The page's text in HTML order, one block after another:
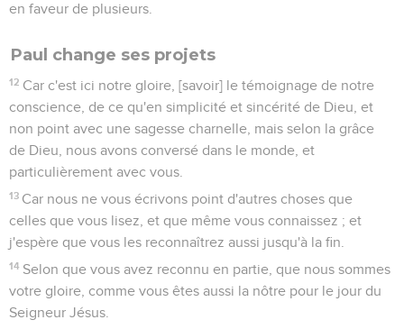
en faveur de plusieurs.
Paul change ses projets
12 Car c'est ici notre gloire, [savoir] le témoignage de notre
conscience, de ce qu'en simplicité et sincérité de Dieu, et
non point avec une sagesse charnelle, mais selon la grâce
de Dieu, nous avons conversé dans le monde, et
particulièrement avec vous.
13 Car nous ne vous écrivons point d'autres choses que
celles que vous lisez, et que même vous connaissez ; et
j'espère que vous les reconnaîtrez aussi jusqu'à la fin.
14 Selon que vous avez reconnu en partie, que nous sommes
votre gloire, comme vous êtes aussi la nôtre pour le jour du
Seigneur Jésus.